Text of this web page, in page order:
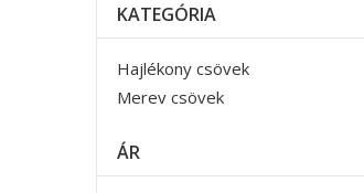
KATEGÓRIA
Hajlékony csövek
Merev csövek
ÁR